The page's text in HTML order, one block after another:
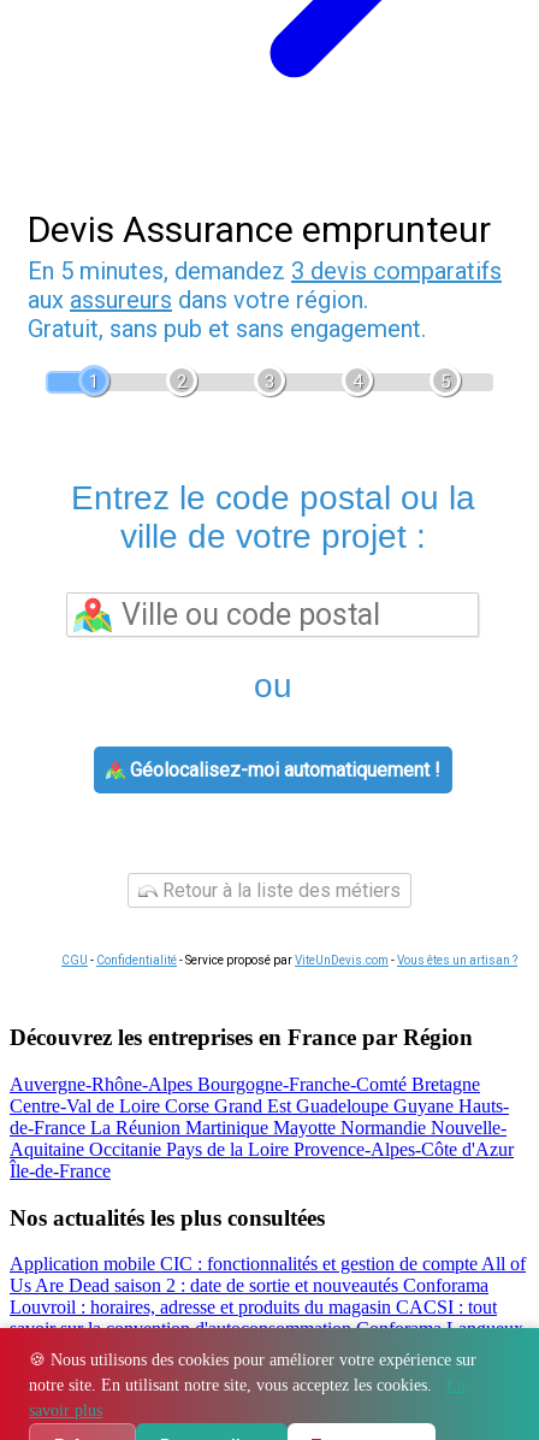
🍪 Nous utilisons des cookies pour améliorer votre expérience sur
notre site. En utilisant notre site, vous acceptez les cookies.
En
savoir plus
Devis Assurance emprunteur
En 5 minutes, demandez 3 devis comparatifs
aux assureurs dans votre région.
Gratuit, sans pub et sans engagement.
1 2 3 4 5
Entrez le code postal ou la
ville de votre projet :
ou
Géolocalisez-moi automatiquement !
Retour à la liste des métiers
CGU - Confidentialité- Service proposé parViteUnDevis.com -Vous êtes un artisan ?
Découvrez les entreprises en France par Région
Auvergne-Rhône-Alpes Bourgogne-Franche-Comté Bretagne
Centre-Val de Loire Corse Grand Est Guadeloupe Guyane Hauts-
de-France La Réunion Martinique Mayotte Normandie Nouvelle-
Aquitaine Occitanie Pays de la Loire Provence-Alpes-Côte d'Azur
Île-de-France
Nos actualités les plus consultées
Application mobile CIC : fonctionnalités et gestion de compte All of
Us Are Dead saison 2 : date de sortie et nouveautés Conforama
Louvroil : horaires, adresse et produits du magasin CACSI : tout
savoir sur la convention d'autoconsommationConforama Langueux
: horaires, adresse et avis du magasinFilbanque : gérer ses comptes
CIC en ligne facilement
Régions - Départements - Villes - Entreprises - Marques Contact
Espace presse